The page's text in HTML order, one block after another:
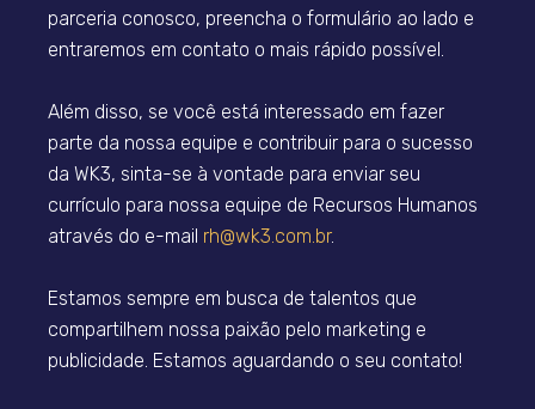
parceria conosco, preencha o formulário ao lado e
entraremos em contato o mais rápido possível.
Além disso, se você está interessado em fazer
parte da nossa equipe e contribuir para o sucesso
da WK3, sinta-se à vontade para enviar seu
currículo para nossa equipe de Recursos Humanos
através do e-mail rh@wk3.com.br.
Estamos sempre em busca de talentos que
compartilhem nossa paixão pelo marketing e
publicidade. Estamos aguardando o seu contato!